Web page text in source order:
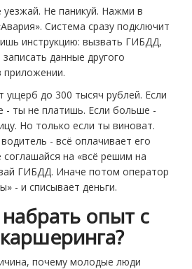
уезжай. Не паникуй. Нажми в
Система сразу подключит
инструкцию: вызвать ГИБДД,
данные другого
приложении.
ущерб до 300 тысяч рублей. Если
- ты не платишь. Если больше -
Но только если ты виноват.
- всё оплачивает его
на «всё решим на
ГИБДД. Иначе потом оператор
- и списывает деньги.
опыт с
почему молодые люди